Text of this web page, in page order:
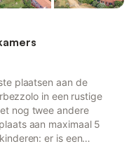
plaatsen aan de
in een rustige
nog twee andere
aan maximaal 5
er is een